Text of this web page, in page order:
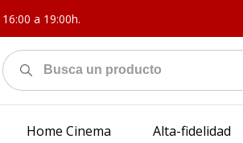
a 19:00h.
Home Cinema Alta-fidelidad